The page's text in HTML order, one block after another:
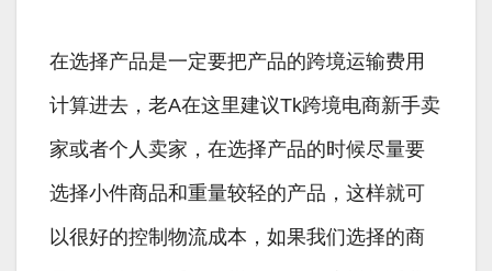
在选择产品是一定要把产品的跨境运输费用
计算进去，老A在这里建议Tk跨境电商新手卖
家或者个人卖家，在选择产品的时候尽量要
选择小件商品和重量较轻的产品，这样就可
以很好的控制物流成本，如果我们选择的商